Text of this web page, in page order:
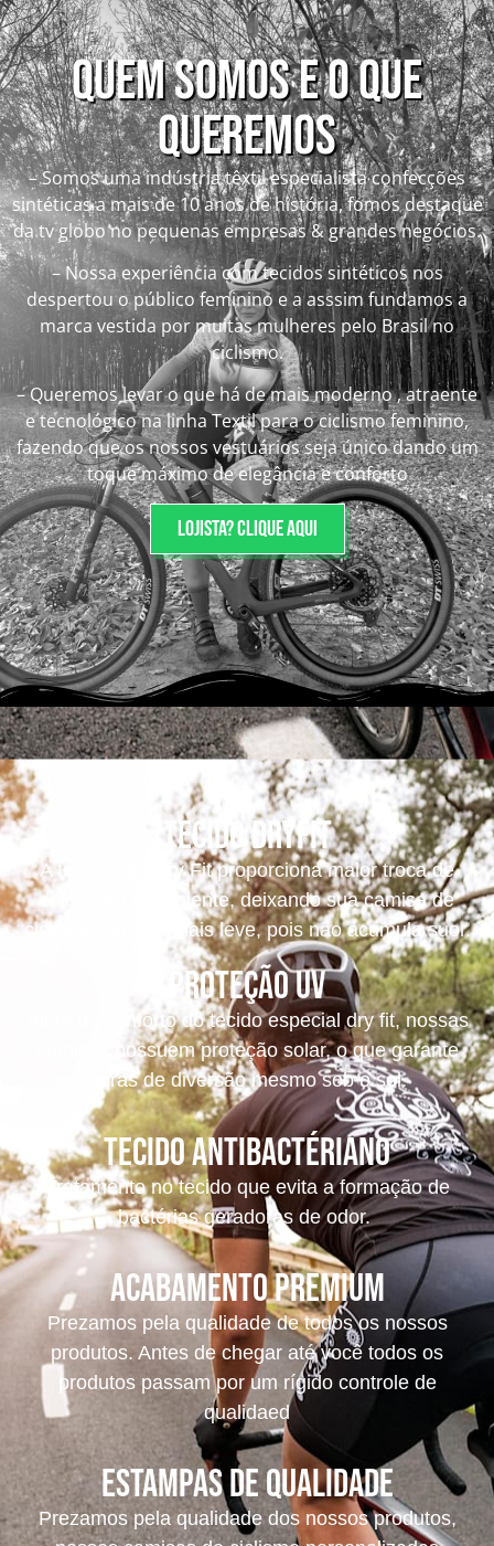
QUEM SOMOS E O QUE
QUEREMOS
– Somos uma indústria têxtil especialista confecções
sintéticas a mais de 10 anos de história, fomos destaque
da tv globo no pequenas empresas & grandes negócios.
– Nossa experiência com tecidos sintéticos nos
despertou o público feminino e a asssim fundamos a
marca vestida por muitas mulheres pelo Brasil no
ciclismo.
– Queremos levar o que há de mais moderno , atraente
e tecnológico na linha Textil para o ciclismo feminino,
fazendo que os nossos vestuários seja único dando um
toque máximo de elegância e conforto
Lojista? Clique aqui
Tecido dryfit
A tecnologia Dry Fit proporciona maior troca de
calor com o ambiente, deixando sua camisa de
ciclismo sempre mais leve, pois não acumula suor.
Proteção UV
Além do conforto do tecido especial dry fit, nossas
camisas possuem proteção solar, o que garante
horas de diversão mesmo sob o sol.
tecido antibactériano
Tratamento no tecido que evita a formação de
bactérias geradoras de odor.
acabamento premium
Prezamos pela qualidade de todos os nossos
produtos. Antes de chegar até você todos os
produtos passam por um rígido controle de
qualidaed
Estampas de Qualidade
Prezamos pela qualidade dos nossos produtos,